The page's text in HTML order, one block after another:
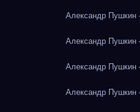
Александр Пушкин
Александр Пушкин
Александр Пушкин
Александр Пушкин